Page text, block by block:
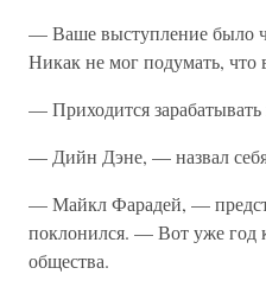
— Ваше выступление было
Никак не мог подумать, что
— Приходится
— Дийн Дэне, — назвал
— Майкл Фарадей, —
поклонился. — Вот уже год
общества.